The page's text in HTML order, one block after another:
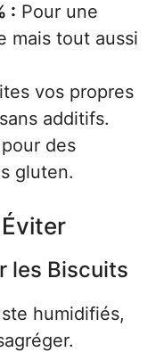
: Pour une
mais tout aussi
vos propres
additifs.
des
gluten.
les Biscuits
humidifiés,